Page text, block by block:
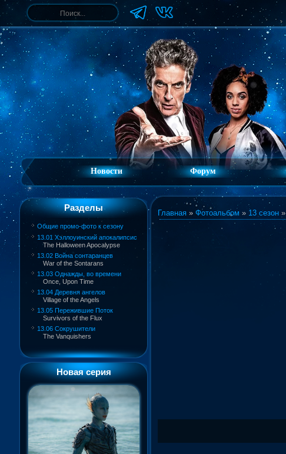
Новости Форум
Разделы
Общие промо-фото к сезону
13.01 Хэллоуинский апокалипсис
The Halloween Apocalypse
13.02 Война сонтаранцев
War of the Sontarans
13.03 Однажды, во времени
Once, Upon Time
13.04 Деревня ангелов
Village of the Angels
13.05 Пережившие Поток
Survivors of the Flux
13.06 Сокрушители
The Vanquishers
Новая серия
Главная » Фотоальбом » 13 сезон »